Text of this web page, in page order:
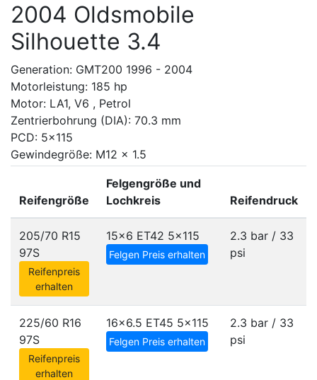
2004 Oldsmobile
Silhouette 3.4
Generation: GMT200 1996 - 2004
Motorleistung: 185 hp
Motor: LA1, V6 , Petrol
Zentrierbohrung (DIA): 70.3 mm
PCD: 5x115
Gewindegröße: M12 x 1.5
Reifengröße
Felgengröße und
Lochkreis
Reifendruck
205/70 R15
97S
Reifenpreis
erhalten
15x6 ET42 5x115
Felgen Preis erhalten
2.3 bar / 33
psi
225/60 R16
97S
Reifenpreis
erhalten
16x6.5 ET45 5x115
Felgen Preis erhalten
2.3 bar / 33
psi